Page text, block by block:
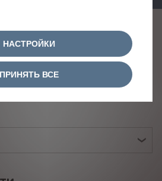
файлов cookie
файлов cookie
НАСТРОЙКИ
ПРИНЯТЬ ВСЕ